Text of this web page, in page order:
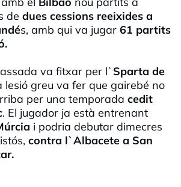
de dues cessions reeixides a
s, amb qui va jugar 61 partits
va fitxar per l` Sparta de
lesió greu va fer que gairebé no
per una temporada cedit
. El jugador ja està entrenant
i podria debutar dimecres
contra l`Albacete a San